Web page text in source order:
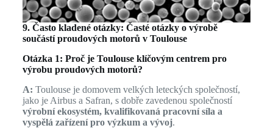
9. Často kladené otázky: Časté otázky o výrobě
součástí proudových motorů v Toulouse
Otázka 1: Proč je Toulouse klíčovým centrem pro
výrobu proudových motorů?
A: Toulouse je domovem velkých leteckých společností,
jako je Airbus a Safran, s dobře zavedenou společností
výrobní ekosystém, kvalifikovaná pracovní síla a
vyspělá zařízení pro výzkum a vývoj.